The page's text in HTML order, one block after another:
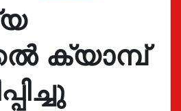
ക്യാമ്പ്